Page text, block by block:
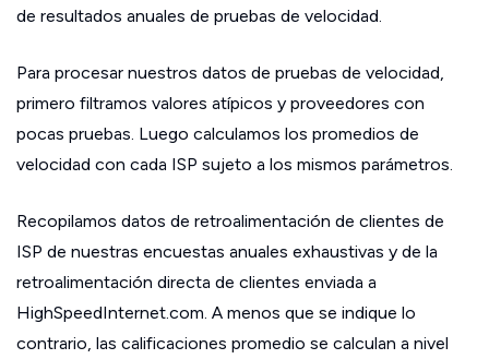
de resultados anuales de pruebas de velocidad.
Para procesar nuestros datos de pruebas de velocidad,
primero filtramos valores atípicos y proveedores con
pocas pruebas. Luego calculamos los promedios de
velocidad con cada ISP sujeto a los mismos parámetros.
Recopilamos datos de retroalimentación de clientes de
ISP de nuestras encuestas anuales exhaustivas y de la
retroalimentación directa de clientes enviada a
HighSpeedInternet.com. A menos que se indique lo
contrario, las calificaciones promedio se calculan a nivel